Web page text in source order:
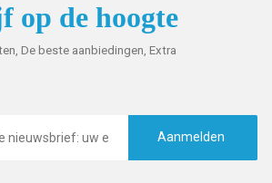
op de hoogte
De beste aanbiedingen, Extra
Aanmelden